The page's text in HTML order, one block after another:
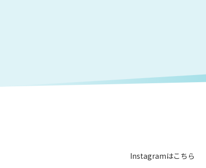
Instagramはこちら